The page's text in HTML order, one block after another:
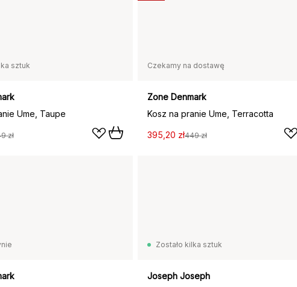
sztuk
Ume, Taupe
zł
Czekamy na dostawę
Zone Denmark
Kosz na pranie Ume, Terracotta
395,20 zł449 zł
Zostało kilka sztuk
Joseph Joseph